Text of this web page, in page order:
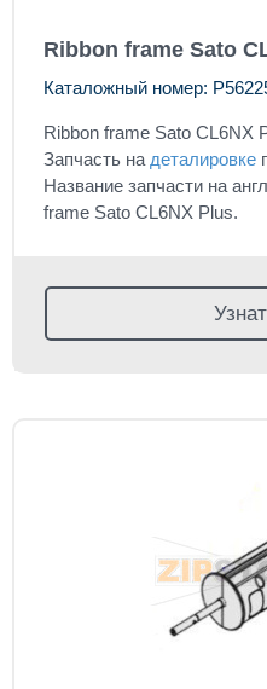
Ribbon frame Sato
Каталожный номер:
Ribbon frame Sato CL6NX
Запчасть на деталировке
Название запчасти на
frame Sato CL6NX Plus.